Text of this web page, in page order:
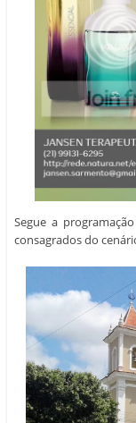
Segue a
consagrados do